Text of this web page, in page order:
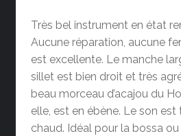
Très bel instrument en état
Aucune réparation, aucune
est excellente. Le manche
sillet est bien droit et très
beau morceau d’acajou du
elle, est en ébène. Le son
chaud. Idéal pour la bossa